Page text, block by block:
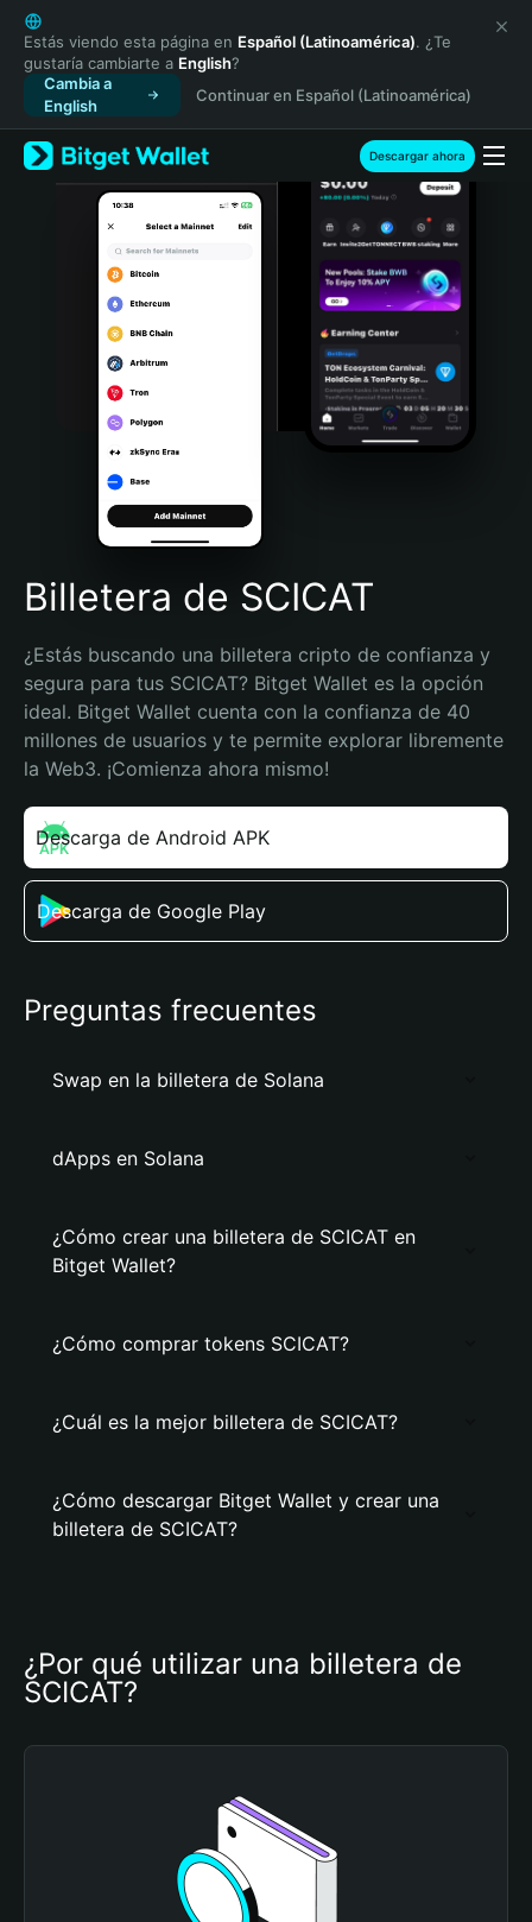
English
日本語
Tiếng Việt
Русский
Español (Latinoamérica)
Türkçe
Italiano
Português (Portugal)
Bahasa Indonesia
Português (Brasil)
Español (Argentina)
Estás viendo esta página en Español (Latinoamérica). ¿Te
gustaría cambiarte a English?
Cambia a
English
Continuar en Español (Latinoamérica)
Descargar ahora
Billetera de SCICAT
¿Estás buscando una billetera cripto de confianza y
segura para tus SCICAT? Bitget Wallet es la opción
ideal. Bitget Wallet cuenta con la confianza de 40
millones de usuarios y te permite explorar libremente
la Web3. ¡Comienza ahora mismo!
Descarga de Android APK
Descarga de Google Play
Preguntas frecuentes
Swap en la billetera de Solana
dApps en Solana
¿Cómo crear una billetera de SCICAT en
Bitget Wallet?
¿Cómo comprar tokens SCICAT?
¿Cuál es la mejor billetera de SCICAT?
¿Cómo descargar Bitget Wallet y crear una
billetera de SCICAT?
¿Por qué utilizar una billetera de
SCICAT?